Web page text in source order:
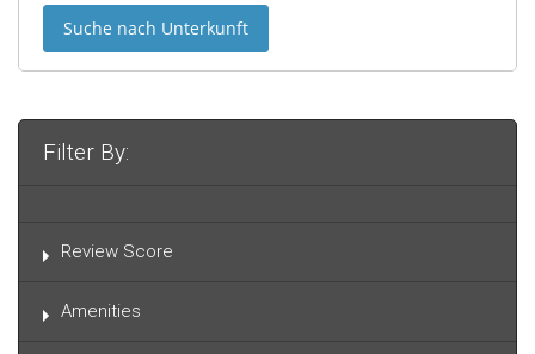
Suche nach Unterkunft
Filter By:
Review Score
Amenities